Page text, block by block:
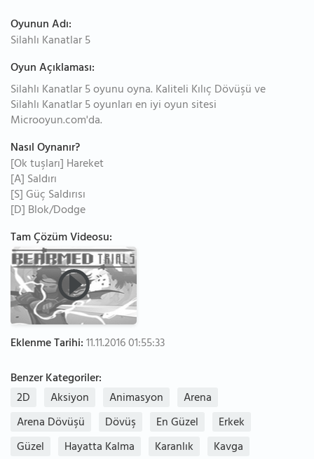
Oyunun Adı:
Silahlı Kanatlar 5
Oyun Açıklaması:
Silahlı Kanatlar 5 oyunu oyna. Kaliteli Kılıç Dövüşü ve
Silahlı Kanatlar 5 oyunları en iyi oyun sitesi
Microoyun.com'da.
Nasıl Oynanır?
[Ok tuşları] Hareket
[A] Saldırı
[S] Güç Saldırısı
[D] Blok/Dodge
Tam Çözüm Videosu:
Eklenme Tarihi:11.11.2016 01:55:33
Benzer Kategoriler:
2D
Aksiyon Animasyon
Arena
Arena Dövüşü
Dövüş En Güzel
Erkek
Güzel
Hayatta Kalma Karanlık
Kavga